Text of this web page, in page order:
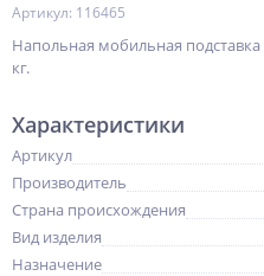
Артикул: 116465
Напольная мобильная
кг.
Характеристики
Артикул
Производитель
Страна происхождения
Вид изделия
Назначение